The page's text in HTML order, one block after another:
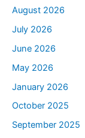
August 2026
July 2026
June 2026
May 2026
January 2026
October 2025
September 2025